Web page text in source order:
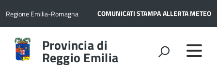
Regione Emilia-Romagna COMUNICATI STAMPAALLERTA METEO
Torna
alla
home
Provincia di
Reggio Emilia